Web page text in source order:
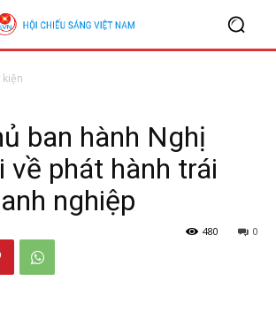
ban hành Nghị
về phát hành trái
nghiệp
0
480